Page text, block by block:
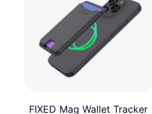
FIXED Mag Wallet Tracker